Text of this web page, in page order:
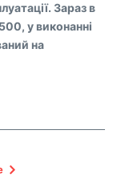
Зараз в
у виконанні
на